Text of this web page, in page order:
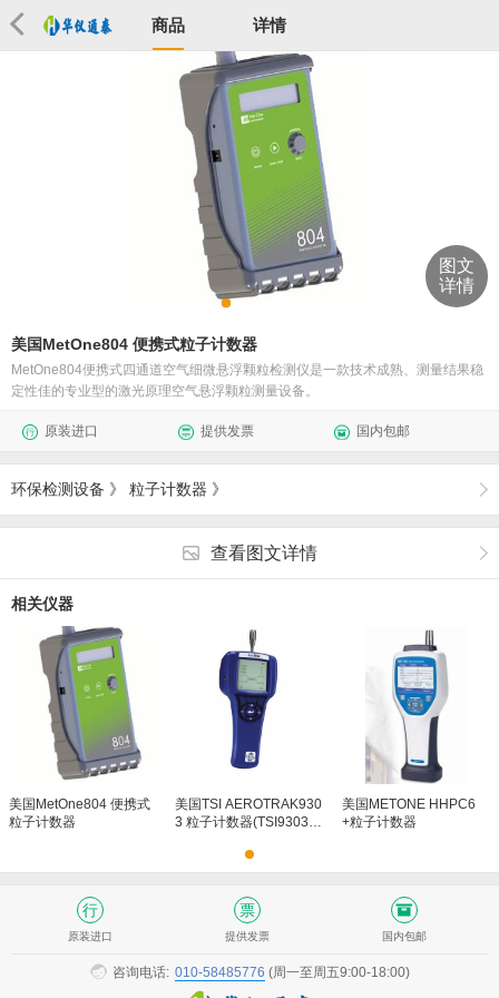
商品 详情
图文
详情
美国MetOne804 便携式粒子计数器
MetOne804便携式四通道空气细微悬浮颗粒检测仪是一款技术成熟、测量结果稳
定性佳的专业型的激光原理空气悬浮颗粒测量设备。
原装进口 提供发票 国内包邮
环保检测设备 》 粒子计数器 》
查看图文详情
相关仪器
美国MetOne804 便携式
粒子计数器
美国TSI AEROTRAK930
3 粒子计数器(TSI9303粒
美国METONE HHPC6
+粒子计数器
原装进口 提供发票 国内包邮
咨询电话: 010-58485776 (周一至周五9:00-18:00)